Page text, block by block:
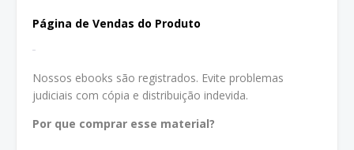
Página de Vendas do Produto
Nossos ebooks são registrados. Evite problemas
judiciais com cópia e distribuição indevida.
Por que comprar esse material?